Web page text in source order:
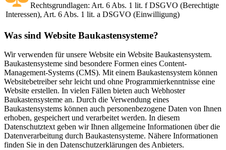
Rechtsgrundlagen: Art. 6 Abs. 1 lit. f DSGVO (Berechtigte
Interessen), Art. 6 Abs. 1 lit. a DSGVO (Einwilligung)
Was sind Website Baukastensysteme?
Wir verwenden für unsere Website ein Website Baukastensystem.
Baukastensysteme sind besondere Formen eines Content-
Management-Systems (CMS). Mit einem Baukastensystem können
Websitebetreiber sehr leicht und ohne Programmierkenntnisse eine
Website erstellen. In vielen Fällen bieten auch Webhoster
Baukastensysteme an. Durch die Verwendung eines
Baukastensystems können auch personenbezogene Daten von Ihnen
erhoben, gespeichert und verarbeitet werden. In diesem
Datenschutztext geben wir Ihnen allgemeine Informationen über die
Datenverarbeitung durch Baukastensysteme. Nähere Informationen
finden Sie in den Datenschutzerklärungen des Anbieters.